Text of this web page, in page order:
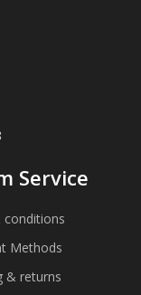
Service
conditions
Methods
& returns